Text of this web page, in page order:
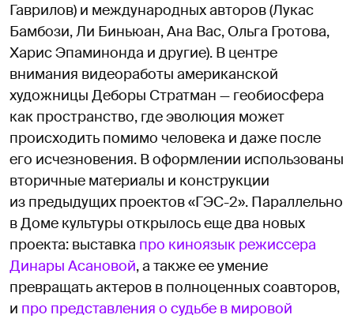
Гаврилов) и международных авторов (Лукас
Бамбози, Ли Биньюан, Ана Вас, Ольга Гротова,
Харис Эпаминонда и другие). В центре
внимания видеоработы американской
художницы Деборы Стратман — геобиосфера
как пространство, где эволюция может
происходить помимо человека и даже после
его исчезновения. В оформлении использованы
вторичные материалы и конструкции
из предыдущих проектов «ГЭС-2». Параллельно
в Доме культуры открылось еще два новых
проекта: выставка про киноязык режиссера
Динары Асановой, а также ее умение
превращать актеров в полноценных соавторов,
и про представления о судьбе в мировой